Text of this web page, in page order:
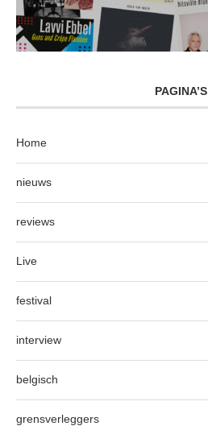
PAGINA’S
Home
nieuws
reviews
Live
festival
interview
belgisch
grensverleggers